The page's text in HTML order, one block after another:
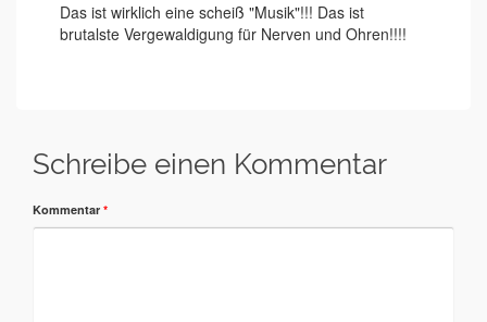
Das ist wirklich eine scheiß "Musik"!!! Das ist
brutalste Vergewaldigung für Nerven und Ohren!!!!
Schreibe einen Kommentar
Kommentar *